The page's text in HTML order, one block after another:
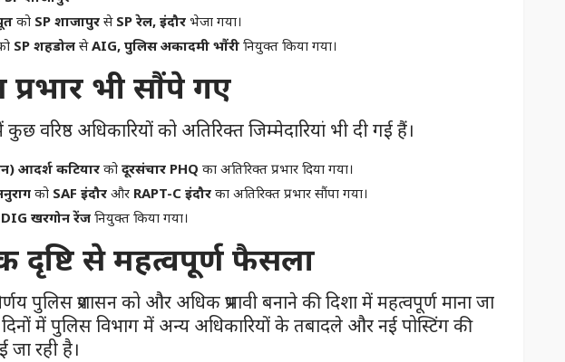
को SP शाजापुर से SP रेल, इंदौर भेजा गया।
SP शहडोल सेAIG, पुलिस अकादमी भौंरी नियुक्त किया गया।
प्रभार भी सौंपे गए
वरिष्ठ अधिकारियों को अतिरिक्त जिम्मेदारियां भी दी गई हैं।
आदर्श कटियार को दूरसंचार PHQ का अतिरिक्त प्रभार दिया गया।
को SAF इंदौर और RAPT-C इंदौर का अतिरिक्त प्रभार सौंपा गया।
DIG खरगोन रेंज नियुक्त किया गया।
दृष्टि से महत्वपूर्ण फैसला
पुलिस प्रशासन को और अधिक प्रभावी बनाने की दिशा में महत्वपूर्ण माना जा
में पुलिस विभाग में अन्य अधिकारियों के तबादले और नई पोस्टिंग की
जा रही है।